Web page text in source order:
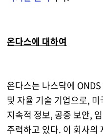
온다스에 대하여
온다스는 나스닥에
및 자율 기술 기업으로,
지속적 정보, 공중 보안,
주력하고 있다. 이 회사의